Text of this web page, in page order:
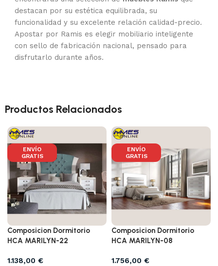
destacan por su estética equilibrada, su
funcionalidad y su excelente relación calidad-precio.
Apostar por Ramis es elegir mobiliario inteligente
con sello de fabricación nacional, pensado para
disfrutarlo durante años.
Productos Relacionados
ENVÍO
GRATIS
Composicion Dormitorio
HCA MARILYN-22
1.138,00 €
ENVÍO
GRATIS
Composicion Dormitorio
HCA MARILYN-08
1.756,00 €